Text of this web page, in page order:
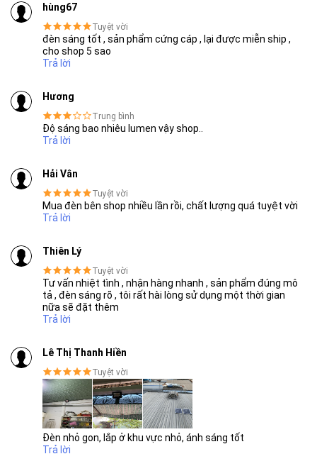
Đặc biệt, nhờ thiết kế
cường lực, đèn có khả năng chịu được điều kiện thời tiết
ngoài trời, hạn chế hư hỏng do mưa nắng và va đập nhẹ trong
quá trình sử dụng.
Thông Số Kỹ Thuật Chi Tiết
Tấm pin polysilicon 6V
SẢN PHẨM CHẤT LƯỢNG - DỊCH VỤ TIN DÙNG LẦN VII - 2020
THƯƠNG HIỆU HÀNG ĐẦU ASEAN 2022
hùng67
Tuyệt vời
đèn sáng tốt , sản phẩm cứng cáp , lại được miễn ship ,
cho shop 5 sao
Trả lời
Hương
Trung bình
Độ sáng bao nhiêu lumen vậy shop..
Trả lời
Hải Vân
Tuyệt vời
Mua đèn bên shop nhiều lần rồi, chất lượng quá tuyệt vời
Trả lời
Thiên Lý
Tuyệt vời
Tư vấn nhiệt tình , nhận hàng nhanh , sản phẩm đúng mô
tả , đèn sáng rõ , tôi rất hài lòng sử dụng một thời gian
nữa sẽ đặt thêm
Trả lời
Lê Thị Thanh Hiền
Tuyệt vời
Đèn nhỏ gon, lắp ở khu vực nhỏ, ánh sáng tốt
Trả lời